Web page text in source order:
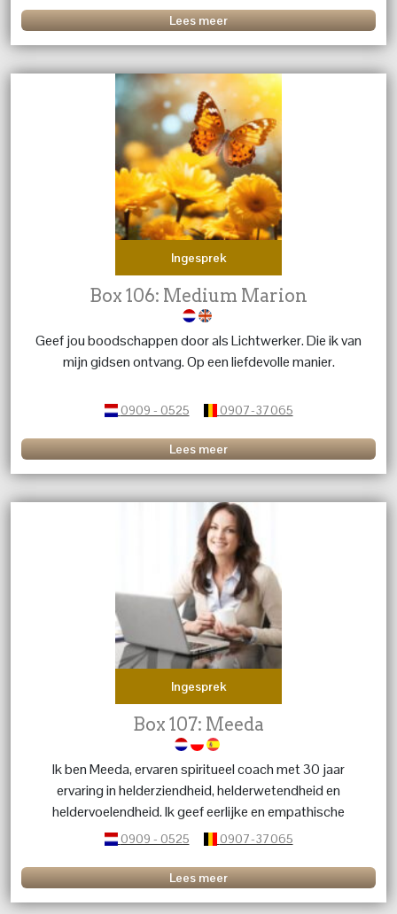
Lees meer
Ingesprek
Box 106: Medium Marion
Geef jou boodschappen door als Lichtwerker. Die ik van
mijn gidsen ontvang. Op een liefdevolle manier.
0909 - 0525 0907-37065
Lees meer
Ingesprek
Box 107: Meeda
Ik ben Meeda, ervaren spiritueel coach met 30 jaar
ervaring in helderziendheid, helderwetendheid en
heldervoelendheid. Ik geef eerlijke en empathische
inzichten via tarot, Lenormand en koffiedik om jou meer
0909 - 0525 0907-37065
Lees meer